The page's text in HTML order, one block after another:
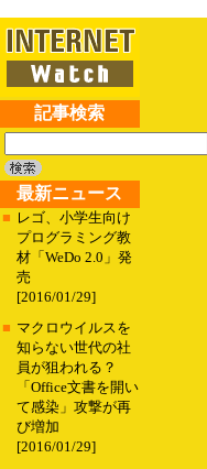
記事検索
最新ニュース
■ レゴ、小学生向け
プログラミング教
材「WeDo 2.0」発
売
[2016/01/29]
■ マクロウイルスを
知らない世代の社
員が狙われる？
「Office文書を開い
て感染」攻撃が再
び増加
[2016/01/29]